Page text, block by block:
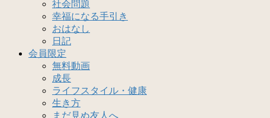
社会問題
幸福になる手引き
おはなし
日記
会員限定
無料動画
成長
ライフスタイル・健康
生き方
まだ見ぬ友人へ